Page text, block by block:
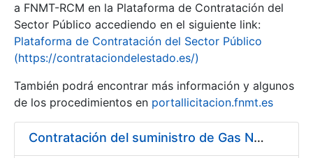
a FNMT-RCM en la Plataforma de Contratación del
Sector Público accediendo en el siguiente link:
Plataforma de Contratación del Sector Público
(https://contrataciondelestado.es/)
También podrá encontrar más información y algunos
de los procedimientos en portallicitacion.fnmt.es
Contratación del suministro de Gas Natural a los diferentes centros de trabajo de la FNMT-RCM